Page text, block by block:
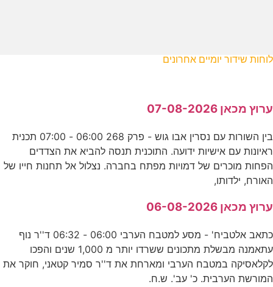
לוחות שידור יומיים אחרונים
ערוץ מכאן 07-08-2026
בין השורות עם נסרין אבו גוש - פרק 268 06:00 - 07:00 תכנית
ראיונות עם אישיות ידועה. התוכנית תנסה להביא את הצדדים
הפחות מוכרים של דמויות מפתח בחברה. נצלול אל תחנות חייו של
האורח, ילדותו,
ערוץ מכאן 06-08-2026
כתאב אלטביח' - מסע למטבח הערבי 06:00 - 06:32 ד''ר נוף
עתאמנה מבשלת מתכונים ששרדו יותר מ 1,000 שנים והפכו
לקלאסיקה במטבח הערבי ומארחת את ד''ר סמיר קטאני, חוקר את
המורשת הערבית. כ' עב'. ש.ח.